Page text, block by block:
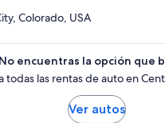
Colorado, USA
encuentras la opción que
todas las rentas de auto en
Ver autos